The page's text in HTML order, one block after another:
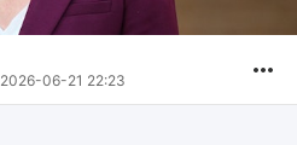
2026-06-21 22:23